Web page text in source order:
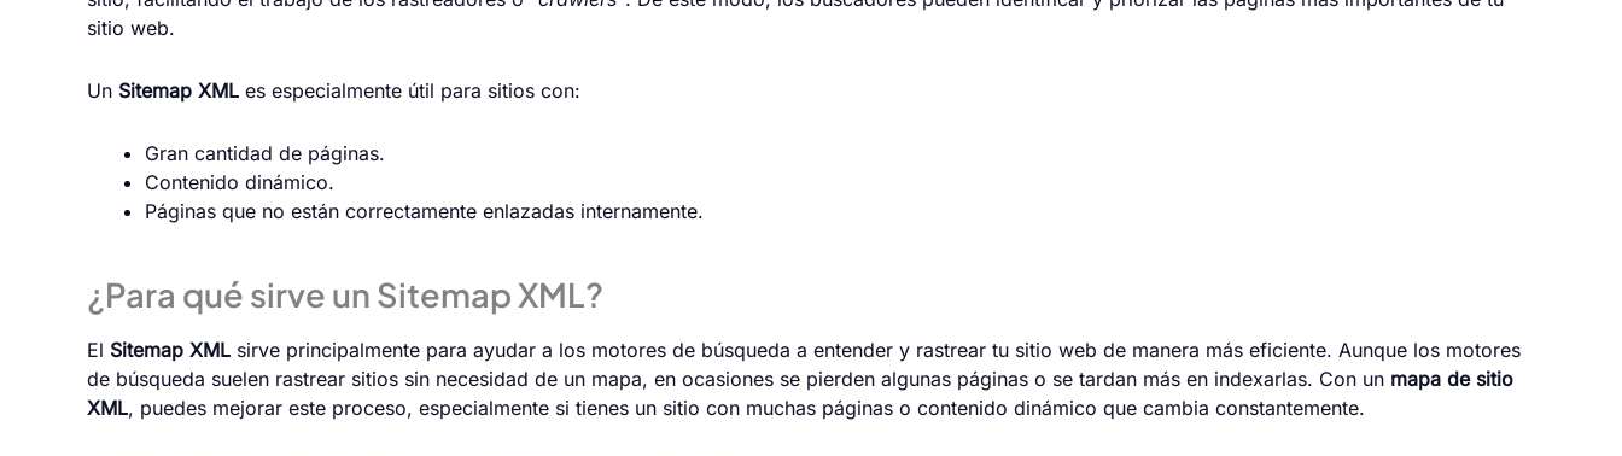
sitio web.
Un Sitemap XML es especialmente útil para sitios con:
Gran cantidad de páginas.
Contenido dinámico.
Páginas que no están correctamente enlazadas internamente.
¿Para qué sirve un Sitemap XML?
El Sitemap XML sirve principalmente para ayudar a los motores de búsqueda a entender y rastrear tu sitio web de manera más eficiente. Aunque los motores
de búsqueda suelen rastrear sitios sin necesidad de un mapa, en ocasiones se pierden algunas páginas o se tardan más en indexarlas. Con un mapa de sitio
XML, puedes mejorar este proceso, especialmente si tienes un sitio con muchas páginas o contenido dinámico que cambia constantemente.